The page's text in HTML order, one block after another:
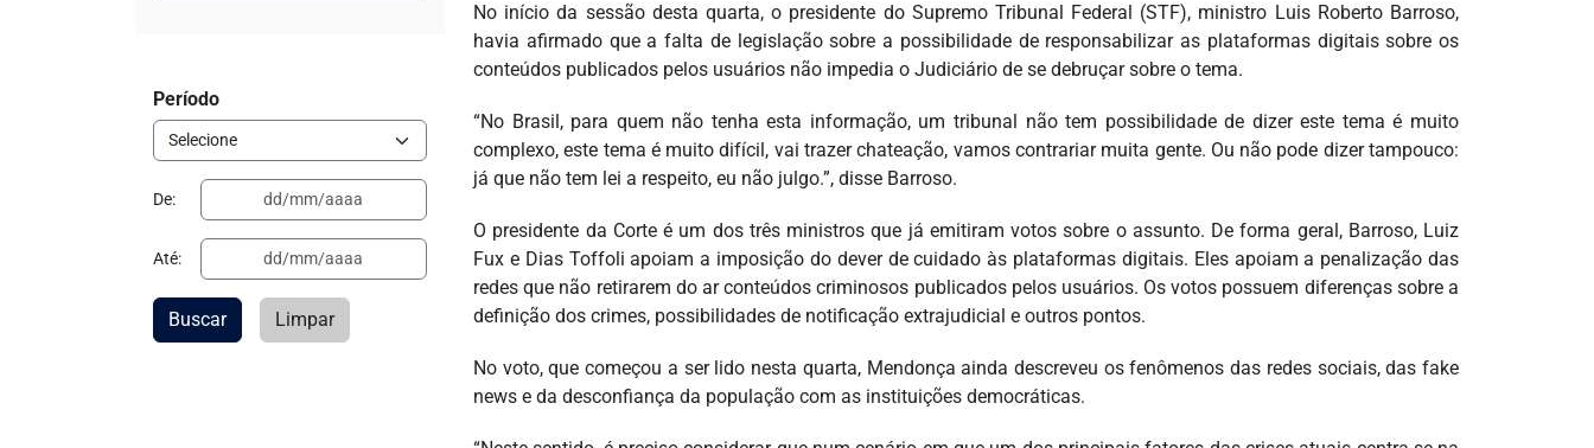
No início da sessão desta quarta, o presidente do Supremo Tribunal Federal (STF), ministro Luis Roberto Barroso,
havia afirmado que a falta de legislação sobre a possibilidade de responsabilizar as plataformas digitais sobre os
conteúdos publicados pelos usuários não impedia o Judiciário de se debruçar sobre o tema.
“No Brasil, para quem não tenha esta informação, um tribunal não tem possibilidade de dizer este tema é muito
complexo, este tema é muito difícil, vai trazer chateação, vamos contrariar muita gente. Ou não pode dizer tampouco:
já que não tem lei a respeito, eu não julgo.”, disse Barroso.
O presidente da Corte é um dos três ministros que já emitiram votos sobre o assunto. De forma geral, Barroso, Luiz
Fux e Dias Toffoli apoiam a imposição do dever de cuidado às plataformas digitais. Eles apoiam a penalização das
redes que não retirarem do ar conteúdos criminosos publicados pelos usuários. Os votos possuem diferenças sobre a
definição dos crimes, possibilidades de notificação extrajudicial e outros pontos.
No voto, que começou a ser lido nesta quarta, Mendonça ainda descreveu os fenômenos das redes sociais, das fake
news e da desconfiança da população com as instituições democráticas.
Período
De:
Até:
Buscar Limpar